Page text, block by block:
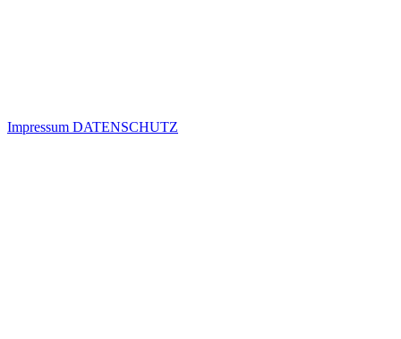
Impressum DATENSCHUTZ